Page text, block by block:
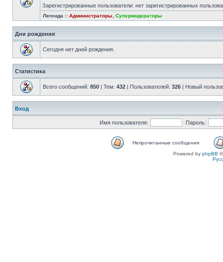
Зарегистрированные пользователи: нет зарегистрированных
Легенда :: Администраторы Супермодераторы
Дни рождения
Сегодня нет дней рождения.
Статистика
Всего сообщений: 850 | Тем: 432 | Пользователей: 326 | Новый
Вход
Имя пользователя: Пароль:
Непрочитанные сообщения
Powered by phpBB